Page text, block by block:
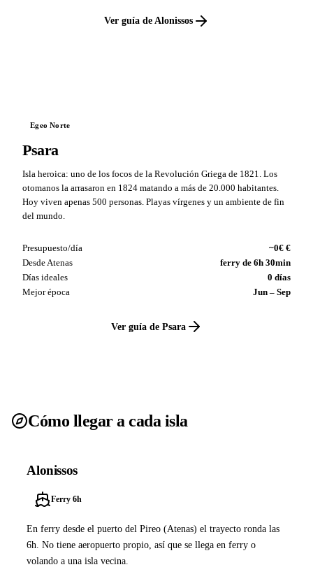
Ver guía de Alonissos
Egeo Norte
Psara
Isla heroica: uno de los focos de la Revolución Griega de 1821. Los
otomanos la arrasaron en 1824 matando a más de 20.000 habitantes.
Hoy viven apenas 500 personas. Playas vírgenes y un ambiente de fin
del mundo.
Presupuesto/día
~0€ €
Desde Atenas
ferry de 6h 30min
Días ideales
0 días
Mejor época
Jun – Sep
Ver guía de Psara
Cómo llegar a cada isla
Alonissos
Ferry 6h
En ferry desde el puerto del Pireo (Atenas) el trayecto ronda las
6h. No tiene aeropuerto propio, así que se llega en ferry o
volando a una isla vecina.